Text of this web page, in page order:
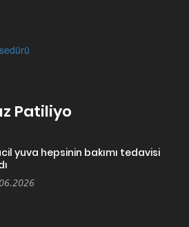
Patiliyo
yuva hepsinin bakımı tedavisi